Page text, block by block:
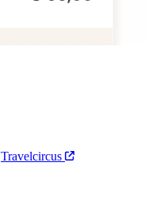
Travelcircus